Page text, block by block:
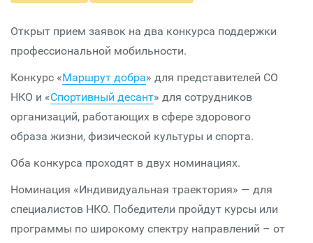
Открыт прием заявок на два конкурса поддержки
профессиональной мобильности.
Конкурс «Маршрут добра» для представителей СО
НКО и «Спортивный десант» для сотрудников
организаций, работающих в сфере здорового
образа жизни, физической культуры и спорта.
Оба конкурса проходят в двух номинациях.
Номинация «Индивидуальная траектория» — для
специалистов НКО. Победители пройдут курсы или
программы по широкому спектру направлений – от